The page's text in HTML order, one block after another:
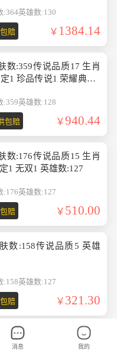
:364英雄数:130
赔 1384.14
数:359传说品质17 生肖
1 珍品传说1 荣耀典藏1
:359英雄数:128
包赔 940.44
数:176传说品质15 生肖
1 无双1 英雄数:127
:176英雄数:127
赔 510.00
数:158传说品质5 英雄
:158英雄数:127
赔 321.30
数:298传说品质16 珍品
荣耀典藏1 英雄数:129
消息 我的